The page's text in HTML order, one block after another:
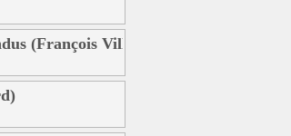
(François Villon)